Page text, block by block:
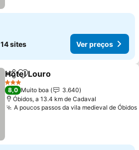
14 sites Ver preços
PartilharAdicionar aos favoritos
Hotel Louro
3 Estrelas
8,0 Muito boa
3.640
Óbidos, a 13.4 km de Cadaval
A poucos passos da vila medieval de Óbidos